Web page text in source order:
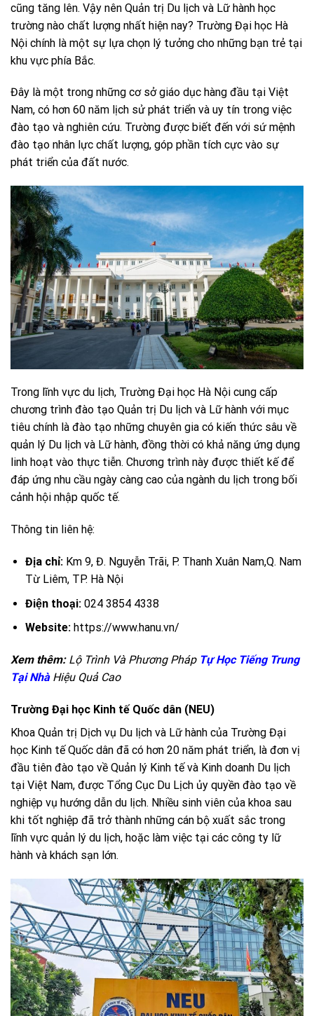
cũng tăng lên. Vậy nên Quản trị Du lịch và Lữ hành học
trường nào chất lượng nhất hiện nay? Trường Đại học Hà
Nội chính là một sự lựa chọn lý tưởng cho những bạn trẻ tại
khu vực phía Bắc.
Đây là một trong những cơ sở giáo dục hàng đầu tại Việt
Nam, có hơn 60 năm lịch sử phát triển và uy tín trong việc
đào tạo và nghiên cứu. Trường được biết đến với sứ mệnh
đào tạo nhân lực chất lượng, góp phần tích cực vào sự
phát triển của đất nước.
Trong lĩnh vực du lịch, Trường Đại học Hà Nội cung cấp
chương trình đào tạo Quản trị Du lịch và Lữ hành với mục
tiêu chính là đào tạo những chuyên gia có kiến thức sâu về
quản lý Du lịch và Lữ hành, đồng thời có khả năng ứng dụng
linh hoạt vào thực tiễn. Chương trình này được thiết kế để
đáp ứng nhu cầu ngày càng cao của ngành du lịch trong bối
cảnh hội nhập quốc tế.
Thông tin liên hệ:
Địa chỉ:Km 9, Đ. Nguyễn Trãi, P. Thanh Xuân Nam,Q. Nam
Từ Liêm, TP. Hà Nội
Điện thoại:024 3854 4338
Website:https://www.hanu.vn/
Xem thêm:Lộ Trình Và Phương Pháp Tự Học Tiếng Trung
Tại NhàHiệu Quả Cao
Trường Đại học Kinh tế Quốc dân (NEU)
Khoa Quản trị Dịch vụ Du lịch và Lữ hành của Trường Đại
học Kinh tế Quốc dân đã có hơn 20 năm phát triển, là đơn vị
đầu tiên đào tạo về Quản lý Kinh tế và Kinh doanh Du lịch
tại Việt Nam, được Tổng Cục Du Lịch ủy quyền đào tạo về
nghiệp vụ hướng dẫn du lịch. Nhiều sinh viên của khoa sau
khi tốt nghiệp đã trở thành những cán bộ xuất sắc trong
lĩnh vực quản lý du lịch, hoặc làm việc tại các công ty lữ
hành và khách sạn lớn.